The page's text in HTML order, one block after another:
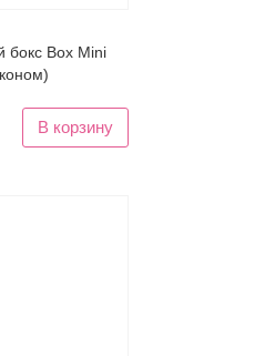
бокс Box Mini
В корзину